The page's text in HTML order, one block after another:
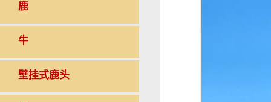
鹿
牛
壁挂式鹿头